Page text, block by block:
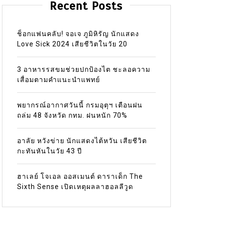
Recent Posts
ช็อกแฟนคลับ! จอเจ ภูมิหิรัญ นักแสดง
Love Sick 2024 เสียชีวิตในวัย 20
3 อาหารรสขมช่วยปกป้องไต ชะลอความ
เสื่อมตามคำแนะนำแพทย์
พยากรณ์อากาศวันนี้ กรมอุตุฯ เตือนฝน
ถล่ม 48 จังหวัด กทม. ฝนหนัก 70%
อาลัย หวังข่าย นักแสดงไต้หวัน เสียชีวิต
กะทันหันในวัย 43 ปี
ฮาเลย์ โจเอล ออสเมนต์ ดาราเด็ก The
Sixth Sense เปิดเหตุผลลาฮอลลีวูด